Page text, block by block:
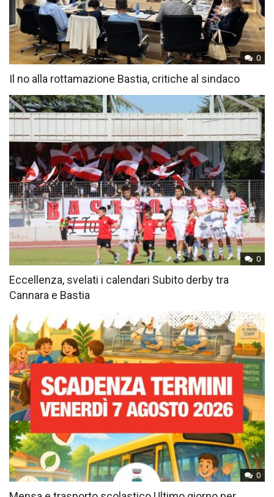
0
Il no alla rottamazione Bastia, critiche al sindaco
0
Eccellenza, svelati i calendari Subito derby tra
Cannara e Bastia
0